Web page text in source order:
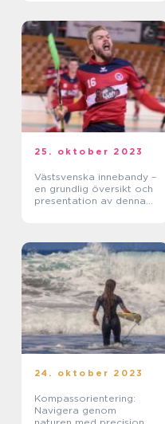
25. oktober 2023
Västsvenska innebandy –
en grundlig översikt och
presentation av denna
24. oktober 2023
Kompassorientering:
Navigera genom